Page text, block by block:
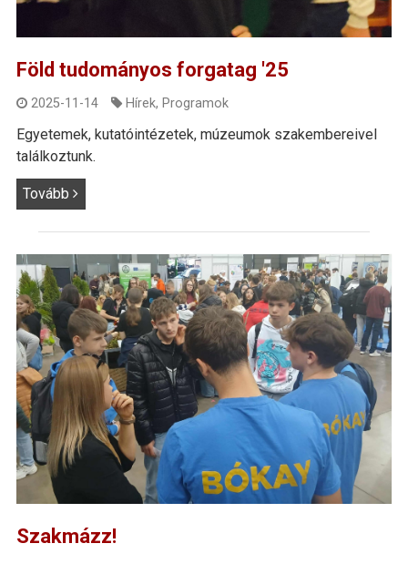
Föld tudományos forgatag '25
2025-11-14 Hírek, Programok
Egyetemek, kutatóintézetek, múzeumok szakembereivel
találkoztunk.
Tovább
Szakmázz!